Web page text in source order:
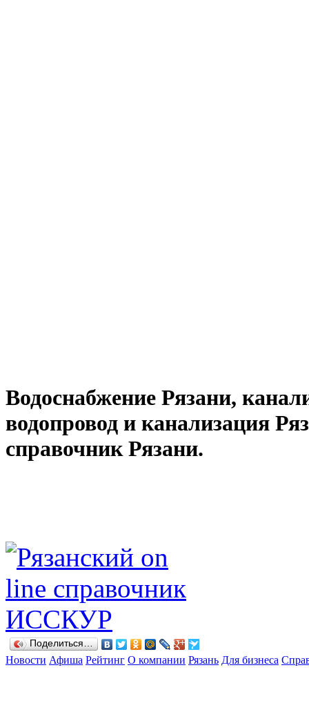
Водоснабжение Рязани,
водопровод и канализация
справочник Рязани.
Поделиться…
Новости Афиша Рейтинг О компании Рязань Для бизнеса